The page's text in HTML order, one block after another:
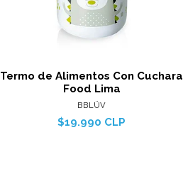
Termo de Alimentos Con Cuchara
Food Lima
BBLÜV
$19.990 CLP
Ver detalles